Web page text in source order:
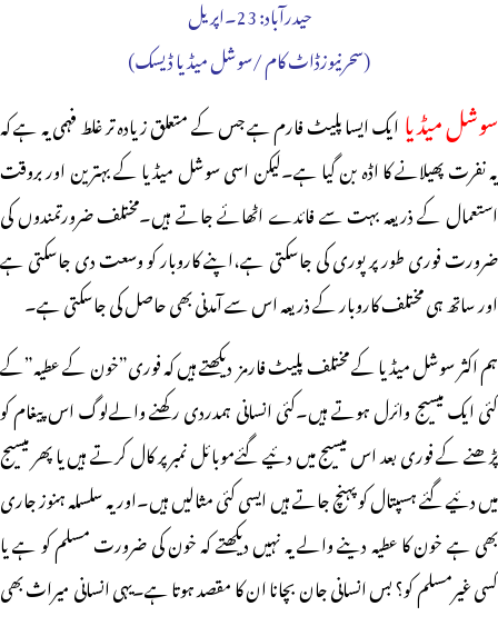
حیدرآباد: 23۔اپریل
(سحرنیوزڈاٹ کام /سوشل میڈیا ڈیسک)
سوشل میڈیاایک ایسا پلیٹ فارم ہے جس کے متعلق زیادہ تر غلط فہمی یہ ہے کہ
یہ نفرت پھیلانے کا اڈہ بن گیا ہے۔لیکن اسی سوشل میڈیا کے بہترین اور بروقت
استعمال کے ذریعہ بہت سے فائدے اٹھائے جاتے ہیں۔مختلف ضرورتمندوں کی
ضرورت فوری طور پر پوری کی جاسکتی ہے،اپنے کاروبار کو وسعت دی جاسکتی ہے
اور ساتھ ہی مختلف کاروبار کے ذریعہ اس سے آمدنی بھی حاصل کی جاسکتی ہے۔
ہم اکثر سوشل میڈیا کے مختلف پلیٹ فارمز دیکھتے ہیں کہ فوری”خون کے عطیہ”کے
کئی ایک میسیج وائرل ہوتے ہیں۔کئی انسانی ہمدردی رکھنے والےلوگ اس پیغام کو
پڑھنے کے فوری بعد اس میسیج میں دئیے گئےموبائل نمبر پر کال کرتے ہیں یا پھر میسیج
میں دئیے گئے ہسپتال کو پہنچ جاتے ہیں ایسی کئی مثالیں ہیں۔اور یہ سلسلہ ہنوز جاری
بھی ہے خون کا عطیہ دینے والے یہ نہیں دیکھتے کہ خون کی ضرورت مسلم کو ہے یا
کسی غیرمسلم کو؟ بس انسانی جان بچانا ان کا مقصد ہوتا ہے۔یہی انسانی میراث بھی